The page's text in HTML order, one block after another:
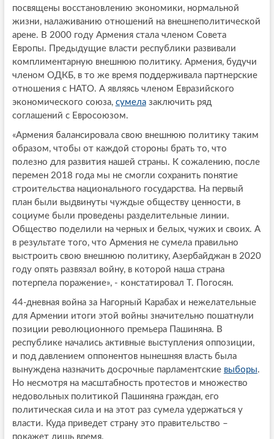
посвящены восстановлению экономики, нормальной
жизни, налаживанию отношений на внешнеполитической
арене. В 2000 году Армения стала членом Совета
Европы. Предыдущие власти республики развивали
комплиментарную внешнюю политику. Армения, будучи
членом ОДКБ, в то же время поддерживала партнерские
отношения с НАТО. А являясь членом Евразийского
экономического союза, сумелазаключить ряд
соглашений с Евросоюзом.
«Армения балансировала свою внешнюю политику таким
образом, чтобы от каждой стороны брать то, что
полезно для развития нашей страны. К сожалению, после
перемен 2018 года мы не смогли сохранить понятие
строительства национального государства. На первый
план были выдвинуты чуждые обществу ценности, в
социуме были проведены разделительные линии.
Общество поделили на черных и белых, чужих и своих. А
в результате того, что Армения не сумела правильно
выстроить свою внешнюю политику, Азербайджан в 2020
году опять развязал войну, в которой наша страна
потерпела поражение», - констатировал Т. Погосян.
44-дневная война за Нагорный Карабах и нежелательные
для Армении итоги этой войны значительно пошатнули
позиции революционного премьера Пашиняна. В
республике начались активные выступления оппозиции,
и под давлением оппонентов нынешняя власть была
вынуждена назначить досрочные парламентские выборы.
Но несмотря на масштабность протестов и множество
недовольных политикой Пашиняна граждан, его
политическая сила и на этот раз сумела удержаться у
власти. Куда приведет страну это правительство –
покажет лишь время.